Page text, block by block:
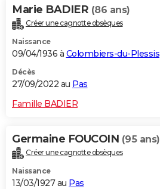
Marie BADIER (86 ans)
Créer une cagnotte obsèques
Naissance
09/04/1936 à Colombiers-du-Plessis
Décès
27/09/2022 au Pas
Famille BADIER
Germaine FOUCOIN (95 ans)
Créer une cagnotte obsèques
Naissance
13/03/1927 au Pas